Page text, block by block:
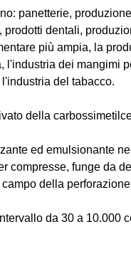
panetterie,
dentali,
più ampia, la
l'industria dei mangimi
del tabacco.
della
ed emulsionante
compresse, funge da
della
da 30 a 10.000